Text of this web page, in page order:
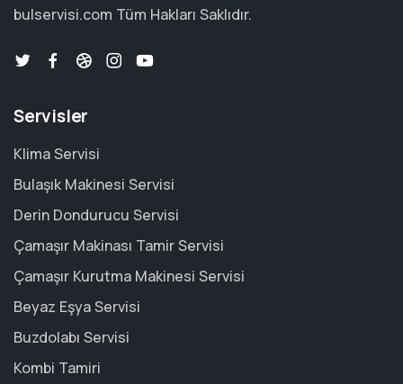
bulservisi.com Tüm Hakları Saklıdır.
Servisler
Klima Servisi
Bulaşık Makinesi Servisi
Derin Dondurucu Servisi
Çamaşır Makinası Tamir Servisi
Çamaşır Kurutma Makinesi Servisi
Beyaz Eşya Servisi
Buzdolabı Servisi
Kombi Tamiri